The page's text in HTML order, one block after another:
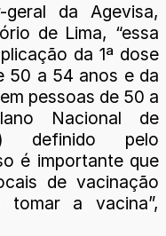
da Agevisa,
de Lima, “essa
da 1ª dose
50 a 54 anos e da
pessoas de 50 a
Nacional de
definido pelo
é importante que
de vacinação
tomar a vacina”,